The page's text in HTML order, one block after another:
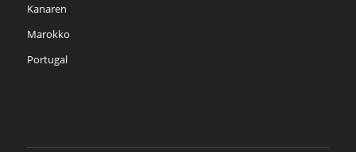
Kanaren
Marokko
Portugal